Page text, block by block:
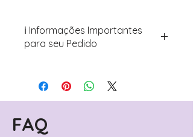
ℹ️ Informações Importantes
para seu Pedido
Avance para a página de checkout
(próximo passo após o carrinho)
Encontre o campo de "Notas do
Pedido"
Adicione ali todos os detalhes de
FAQ